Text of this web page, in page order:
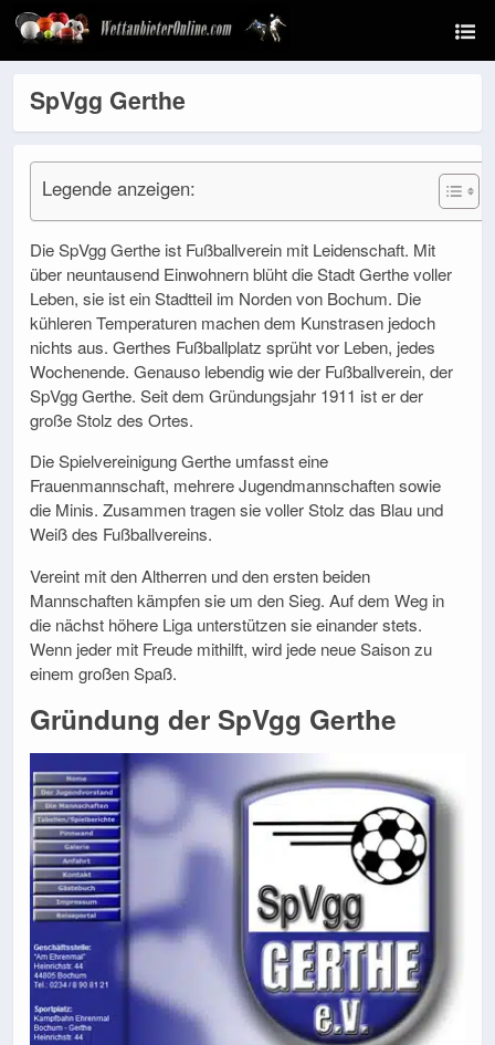
SpVgg Gerthe
Legende anzeigen:
Die SpVgg Gerthe ist Fußballverein mit Leidenschaft. Mit
über neuntausend Einwohnern blüht die Stadt Gerthe voller
Leben, sie ist ein Stadtteil im Norden von Bochum. Die
kühleren Temperaturen machen dem Kunstrasen jedoch
nichts aus. Gerthes Fußballplatz sprüht vor Leben, jedes
Wochenende. Genauso lebendig wie der Fußballverein, der
SpVgg Gerthe. Seit dem Gründungsjahr 1911 ist er der
große Stolz des Ortes.
Die Spielvereinigung Gerthe umfasst eine
Frauenmannschaft, mehrere Jugendmannschaften sowie
die Minis. Zusammen tragen sie voller Stolz das Blau und
Weiß des Fußballvereins.
Vereint mit den Altherren und den ersten beiden
Mannschaften kämpfen sie um den Sieg. Auf dem Weg in
die nächst höhere Liga unterstützen sie einander stets.
Wenn jeder mit Freude mithilft, wird jede neue Saison zu
einem großen Spaß.
Gründung der SpVgg Gerthe